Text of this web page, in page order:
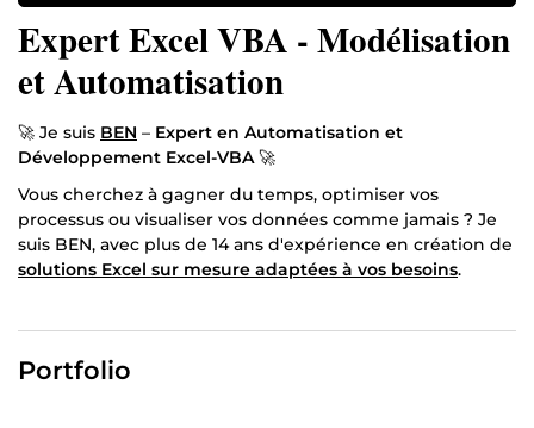
Expert Excel VBA - Modélisation
et Automatisation
🚀 Je suis BEN – Expert en Automatisation et
Développement Excel-VBA🚀
Vous cherchez à gagner du temps, optimiser vos
processus ou visualiser vos données comme jamais ? Je
suis BEN, avec plus de 14 ans d'expérience en création de
solutions Excel sur mesure adaptées à vos besoins.
Créer des tableaux de bord dynamiques et
Portfolio